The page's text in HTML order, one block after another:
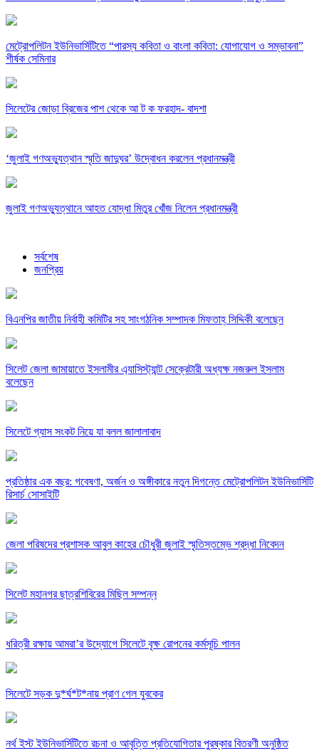
মেট্রোপলিটন ইউনিভার্সিটিতে “পারস্য কবিতা ও বাংলা কবিতা: যোগাযোগ ও সম্ভাবনা”
শীর্ষক সেমিনার
সিলেটের জোড়া ব্রিজের পাশ থেকে আ ট ক ফরহাদ- বাদশা
‘জুলাই গণঅভ্যুত্থান স্মৃতি জাদুঘর’ উদ্বোধন করলেন প্রধানমন্ত্রী
জুলাই গণঅভ্যুত্থানে আহত যোদ্ধা মিতুর খোঁজ নিলেন প্রধানমন্ত্রী
সর্বশেষ
জনপ্রিয়
বিএনপির জাতীয় নির্বাহী কমিটির সহ সাংগঠনিক সম্পাদক মিফতাহ্ সিদ্দিকী বলেছেন
সিলেট জেলা জামায়াতে ইসলামীর এ্যাসিস্ট্যান্ট সেক্রেটারী অধ্যক্ষ নজরুল ইসলাম
বলেছেন
সিলেটে গ্যাস সংকট নিয়ে যা বলল জালালাবাদ
প্রতিষ্ঠার এক বছর: গবেষণা, অর্জন ও অঙ্গীকারে নতুন দিগন্তে মেট্রোপলিটন ইউনিভার্সিটি
রিসার্চ সোসাইটি
জেলা পরিষদের প্রশাসক আবুল কাহের চৌধুরী জুলাই স্মৃতিস্তম্ভে শ্রদ্ধা নিবেদন
সিলেট মহানগর ছাত্রশিবিরের মিছিল সম্পন্ন
ধরিত্রী রক্ষায় আমরা’র উদ্যোগে সিলেটে বৃক্ষ রোপনের কর্মসূচি পালন
সিলেটে সড়ক দু*র্ঘ*ট*নায় প্রাণ গেল যুবকের
নর্থ ইস্ট ইউনিভার্সিটিতে রচনা ও আবৃত্তি প্রতিযোগিতার পুরষ্কার বিতরণী অনুষ্ঠিত